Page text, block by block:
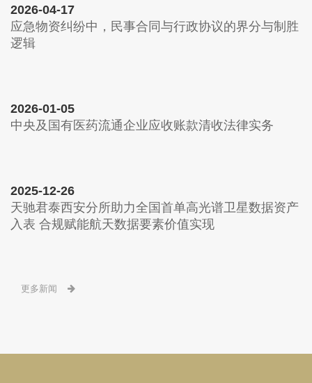
2026-04-17
应急物资纠纷中，民事合同与行政协议的界分与制胜
逻辑
2026-01-05
中央及国有医药流通企业应收账款清收法律实务
2025-12-26
天驰君泰西安分所助力全国首单高光谱卫星数据资产
入表 合规赋能航天数据要素价值实现
更多新闻